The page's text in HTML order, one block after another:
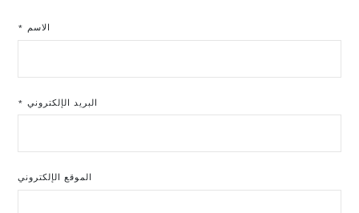
الاسم *
البريد الإلكتروني *
الموقع الإلكتروني